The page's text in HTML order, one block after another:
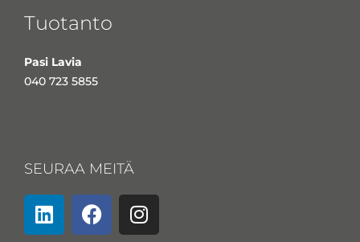
Tuotanto
Pasi Lavia
040 723 5855
SEURAA MEITÄ
L
i
F
a
I
n